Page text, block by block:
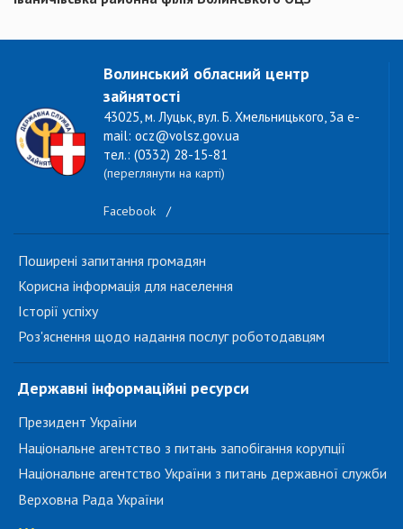
Волинський обласний центр
зайнятості
43025, м. Луцьк, вул. Б. Хмельницького, 3а e-
mail: ocz@volsz.gov.ua
тел.: (0332) 28-15-81
(переглянути на карті)
Facebook /
Поширені запитання громадян
Корисна інформація для населення
Історії успіху
Роз'яснення щодо надання послуг роботодавцям
Державні інформаційні ресурси
Президент України
Національне агентство з питань запобігання корупції
Національне агентство України з питань державної служби
Верховна Рада України
...